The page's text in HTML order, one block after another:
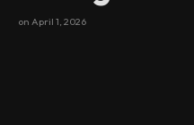
on April 1, 2026